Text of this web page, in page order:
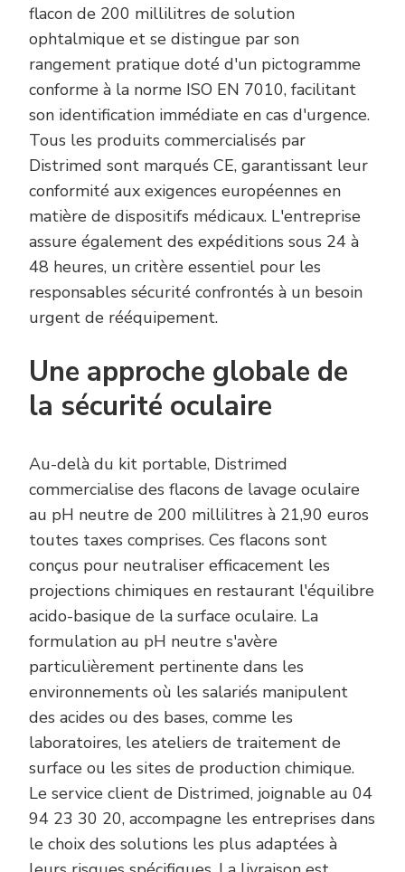
flacon de 200 millilitres de solution
ophtalmique et se distingue par son
rangement pratique doté d'un pictogramme
conforme à la norme ISO EN 7010, facilitant
son identification immédiate en cas d'urgence.
Tous les produits commercialisés par
Distrimed sont marqués CE, garantissant leur
conformité aux exigences européennes en
matière de dispositifs médicaux. L'entreprise
assure également des expéditions sous 24 à
48 heures, un critère essentiel pour les
responsables sécurité confrontés à un besoin
urgent de rééquipement.
Une approche globale de
la sécurité oculaire
Au-delà du kit portable, Distrimed
commercialise des flacons de lavage oculaire
au pH neutre de 200 millilitres à 21,90 euros
toutes taxes comprises. Ces flacons sont
conçus pour neutraliser efficacement les
projections chimiques en restaurant l'équilibre
acido-basique de la surface oculaire. La
formulation au pH neutre s'avère
particulièrement pertinente dans les
environnements où les salariés manipulent
des acides ou des bases, comme les
laboratoires, les ateliers de traitement de
surface ou les sites de production chimique.
Le service client de Distrimed, joignable au 04
94 23 30 20, accompagne les entreprises dans
le choix des solutions les plus adaptées à